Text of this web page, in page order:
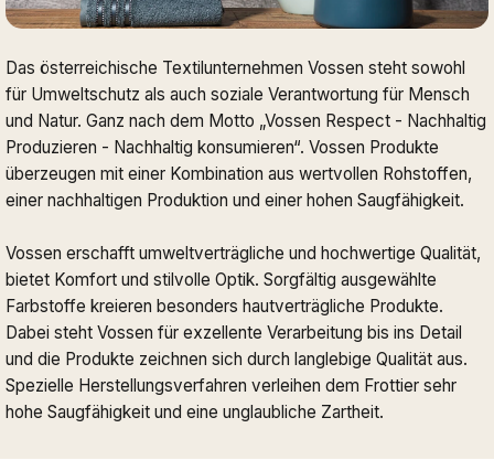
Das österreichische Textilunternehmen Vossen steht sowohl
für Umweltschutz als auch soziale Verantwortung für Mensch
und Natur. Ganz nach dem Motto „Vossen Respect - Nachhaltig
Produzieren - Nachhaltig konsumieren“. Vossen Produkte
überzeugen mit einer Kombination aus wertvollen Rohstoffen,
einer nachhaltigen Produktion und einer hohen Saugfähigkeit.
Vossen erschafft umweltverträgliche und hochwertige Qualität,
bietet Komfort und stilvolle Optik. Sorgfältig ausgewählte
Farbstoffe kreieren besonders hautverträgliche Produkte.
Dabei steht Vossen für exzellente Verarbeitung bis ins Detail
und die Produkte zeichnen sich durch langlebige Qualität aus.
Spezielle Herstellungsverfahren verleihen dem Frottier sehr
hohe Saugfähigkeit und eine unglaubliche Zartheit.